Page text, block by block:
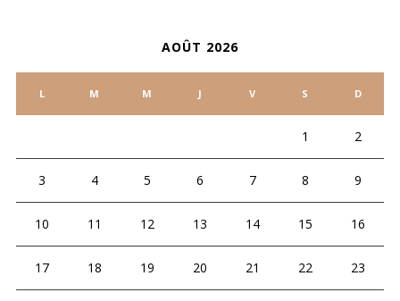
AOÛT 2026
L M M J V S D
1 2
3 4 5 6 7 8 9
10 11 12 13 14 15 16
17 18 19 20 21 22 23